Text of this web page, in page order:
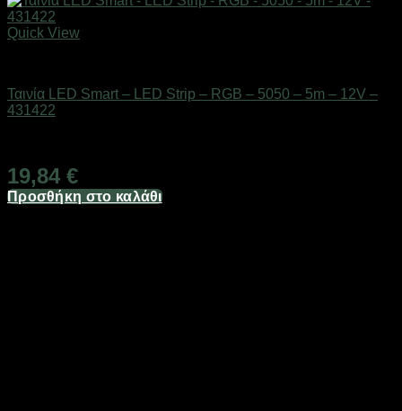
Quick View
Ταινία LED Smart – LED Strip – RGB – 5050 – 5m – 12V –
431422
19,84 €
Προσθήκη στο καλάθι